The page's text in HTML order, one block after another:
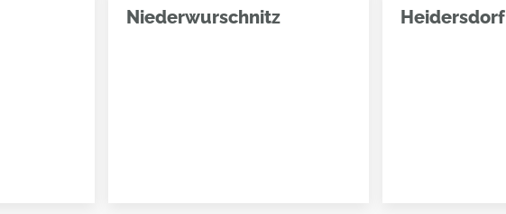
Niederwurschnitz Heidersdorf